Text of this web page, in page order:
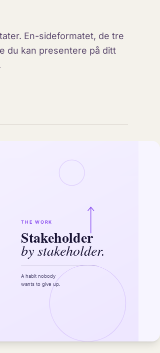
En-sideformatet, de tre
du kan presentere på ditt